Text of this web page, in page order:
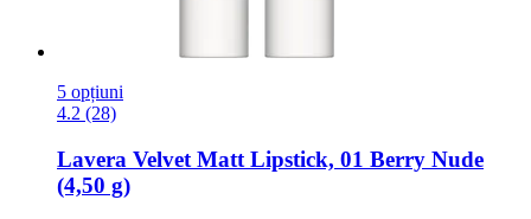
5 opțiuni
4.2 (28)
Lavera Velvet Matt Lipstick, 01 Berry Nude
(4,50 g)